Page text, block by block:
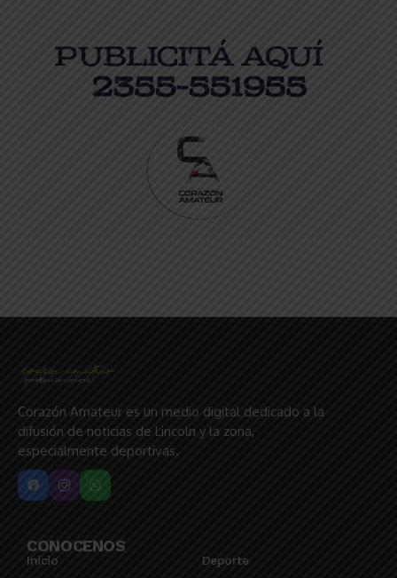
Corazón Amateur es un medio digital dedicado a la
difusión de noticias de Lincoln y la zona,
especialmente deportivas.
CONOCENOS
Inicio
Deporte